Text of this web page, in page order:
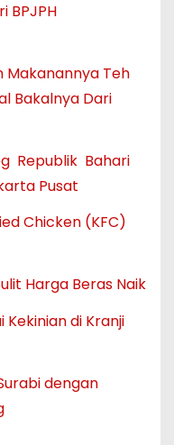
BPJPH
Makanannya Teh
Bakalnya Dari
Republik Bahari
Pusat
Chicken (KFC)
Harga Beras Naik
di Kranji
dengan